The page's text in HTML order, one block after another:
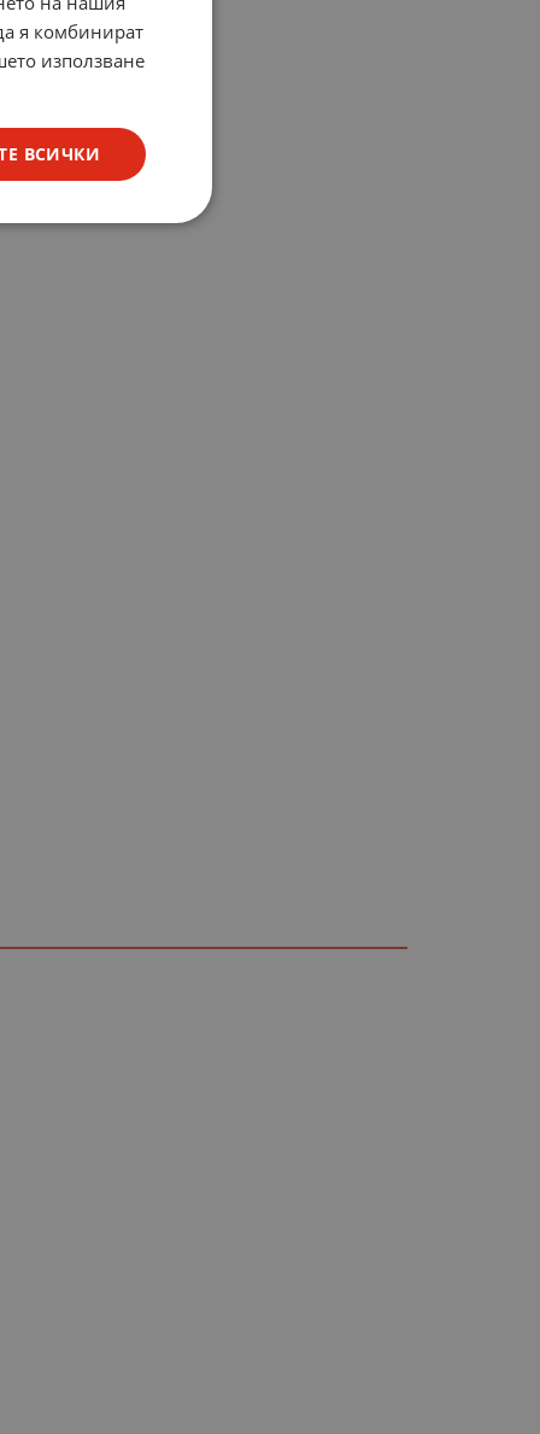
я комбинират
използване
ВСИЧКИ